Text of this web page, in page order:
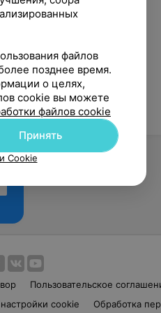
Пользовательское
cookie Обработка
файлов
позднее время.
о целях,
cookie вы можете
файлов cookie
Принять
Cookie